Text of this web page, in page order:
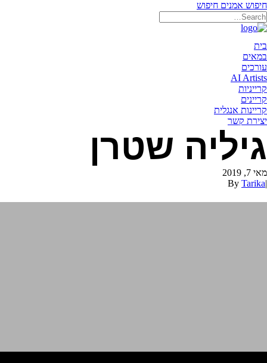
חיפוש אמנים חיפוש
בית
במאים
עורכים
AI Artists
קרייניות
קריינים
קריינות אנגלית
יצירת קשר
גיליה שטרן
מאי 7, 2019
|
By Tarika